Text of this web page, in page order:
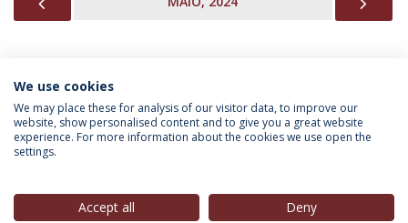
INFORMAÇÃO PARA
We use cookies
We may place these for analysis of our visitor data, to improve our
website, show personalised content and to give you a great website
experience. For more information about the cookies we use open the
settings.
Accept all Deny